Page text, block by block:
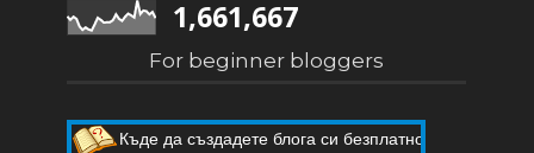
1,661,667
For beginner bloggers
Къде да създадете блога си безплатно